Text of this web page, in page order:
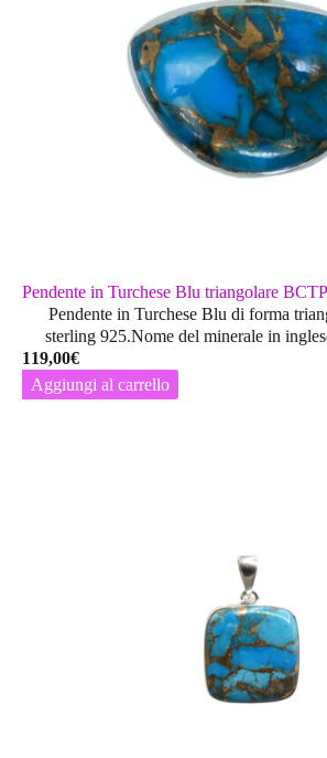
Pendente in Turchese Blu triangolare
Pendente in Turchese Blu di forma
sterling 925.Nome del minerale in
119,00€
Aggiungi al carrello